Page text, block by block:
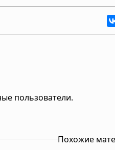
пользователи.
Похожие